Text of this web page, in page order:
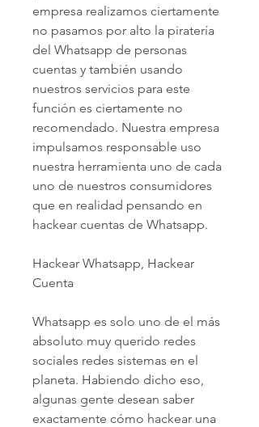
empresa realizamos ciertamente
no pasamos por alto la piratería
del Whatsapp de personas
cuentas y también usando
nuestros servicios para este
función es ciertamente no
recomendado. Nuestra empresa
impulsamos responsable uso
nuestra herramienta uno de cada
uno de nuestros consumidores
que en realidad pensando en
hackear cuentas de Whatsapp.
Hackear Whatsapp, Hackear
Cuenta
Whatsapp es solo uno de el más
absoluto muy querido redes
sociales redes sistemas en el
planeta. Habiendo dicho eso,
algunas gente desean saber
exactamente cómo hackear una